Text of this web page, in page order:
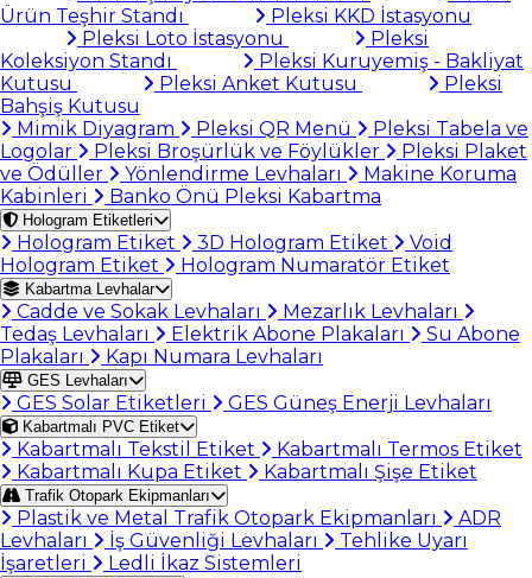
Ürün Teşhir Standı
Pleksi KKD İstasyonu
Pleksi Loto İstasyonu
Pleksi
Koleksiyon Standı
Pleksi Kuruyemiş - Bakliyat
Kutusu
Pleksi Anket Kutusu
Pleksi
Bahşiş Kutusu
Mimik Diyagram
Pleksi QR Menü
Pleksi Tabela ve
Logolar
Pleksi Broşürlük ve Föylükler
Pleksi Plaket
ve Ödüller
Yönlendirme Levhaları
Makine Koruma
Kabinleri
Banko Önü Pleksi Kabartma
Hologram Etiketleri
Hologram Etiket 3D Hologram Etiket
Void
Hologram Etiket
Hologram Numaratör Etiket
Kabartma Levhalar
Cadde ve Sokak Levhaları
Mezarlık Levhaları
Tedaş Levhaları
Elektrik Abone Plakaları
Su Abone
Plakaları
Kapı Numara Levhaları
GES Levhaları
GES Solar Etiketleri GES Güneş Enerji Levhaları
Kabartmalı PVC Etiket
Kabartmalı Tekstil Etiket
Kabartmalı Termos Etiket
Kabartmalı Kupa Etiket
Kabartmalı Şişe Etiket
Trafik Otopark Ekipmanları
Plastik ve Metal Trafik Otopark Ekipmanları
ADR
Levhaları
İş Güvenliği Levhaları
Tehlike Uyarı
İşaretleri
Ledli İkaz Sistemleri